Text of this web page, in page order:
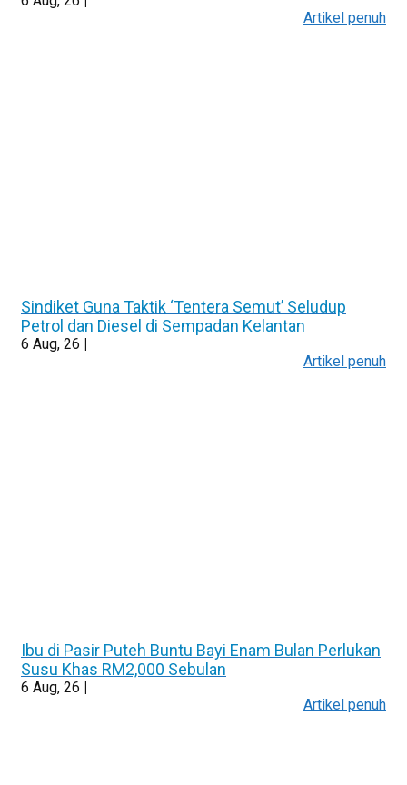
Artikel penuh
Sindiket Guna Taktik ‘Tentera Semut’ Seludup
Petrol dan Diesel di Sempadan Kelantan
6 Aug, 26 |
Artikel penuh
Ibu di Pasir Puteh Buntu Bayi Enam Bulan Perlukan
Susu Khas RM2,000 Sebulan
6 Aug, 26
Artikel penuh